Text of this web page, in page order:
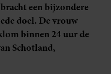
een bijzondere
doel. De vrouw
binnen 24 uur de
Schotland,